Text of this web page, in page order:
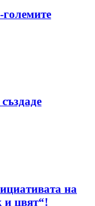
на
и цвят“!